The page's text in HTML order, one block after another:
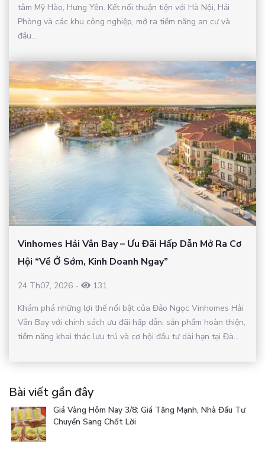
tâm Mỹ Hào, Hưng Yên. Kết nối thuận tiện với Hà Nội, Hải
Phòng và các khu công nghiệp, mở ra tiềm năng an cư và
đầu...
Vinhomes Hải Vân Bay – Ưu Đãi Hấp Dẫn Mở Ra Cơ
Hội “Về Ở Sớm, Kinh Doanh Ngay”
24 Th07, 2026 -
131
Khám phá những lợi thế nổi bật của Đảo Ngọc Vinhomes Hải
Vân Bay với chính sách ưu đãi hấp dẫn, sản phẩm hoàn thiện,
tiềm năng khai thác lưu trú và cơ hội đầu tư dài hạn tại Đà...
Bài viết gần đây
Giá Vàng Hôm Nay 3/8: Giá Tăng Mạnh, Nhà Đầu Tư
Chuyển Sang Chốt Lời